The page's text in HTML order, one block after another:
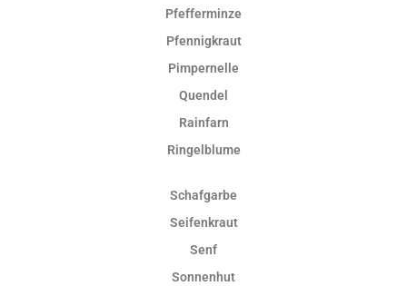
Pfefferminze
Pfennigkraut
Pimpernelle
Quendel
Rainfarn
Ringelblume
Schafgarbe
Seifenkraut
Senf
Sonnenhut